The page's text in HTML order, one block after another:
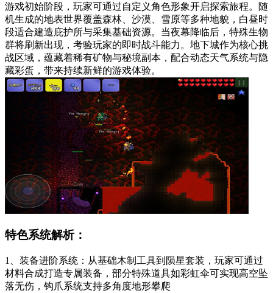
游戏初始阶段，玩家可通过自定义角色形象开启探索旅程。随
机生成的地表世界覆盖森林、沙漠、雪原等多种地貌，白昼时
段适合建造庇护所与采集基础资源。当夜幕降临后，特殊生物
群将刷新出现，考验玩家的即时战斗能力。地下城作为核心挑
战区域，蕴藏着稀有矿物与秘境副本，配合动态天气系统与隐
藏彩蛋，带来持续新鲜的游戏体验。
特色系统解析：
1、装备进阶系统：从基础木制工具到陨星套装，玩家可通过
材料合成打造专属装备，部分特殊道具如彩虹伞可实现高空坠
落无伤，钩爪系统支持多角度地形攀爬